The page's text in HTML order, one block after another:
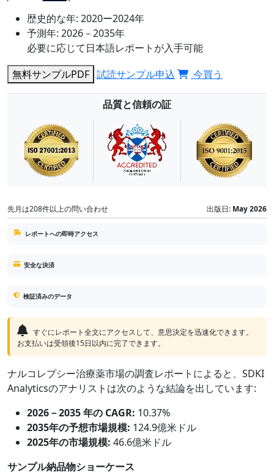
歴史的な年: 2020ー2024年
予測年: 2026－2035年
必要に応じて日本語レポートが入手可能
無料サンプルPDF 試読サンプル申込 今買う
品質と信頼の証
先月は208件以上の問い合わせ 出版日: May 2026
レポートへの即時アクセス
安全な決済
検証済みのデータ
すぐにレポート全文にアクセスして、意思決定を迅速化できます。
お支払いは受領後15日以内に完了できます。
ナルコレプシー治療薬市場の調査レポートによると、SDKI
Analyticsのアナリストは次のような結論を出しています:
2026－2035 年の CAGR: 10.37%
2035年の予想市場規模: 124.9億米ドル
2025年の市場規模: 46.6億米ドル
サンプル納品物ショーケース